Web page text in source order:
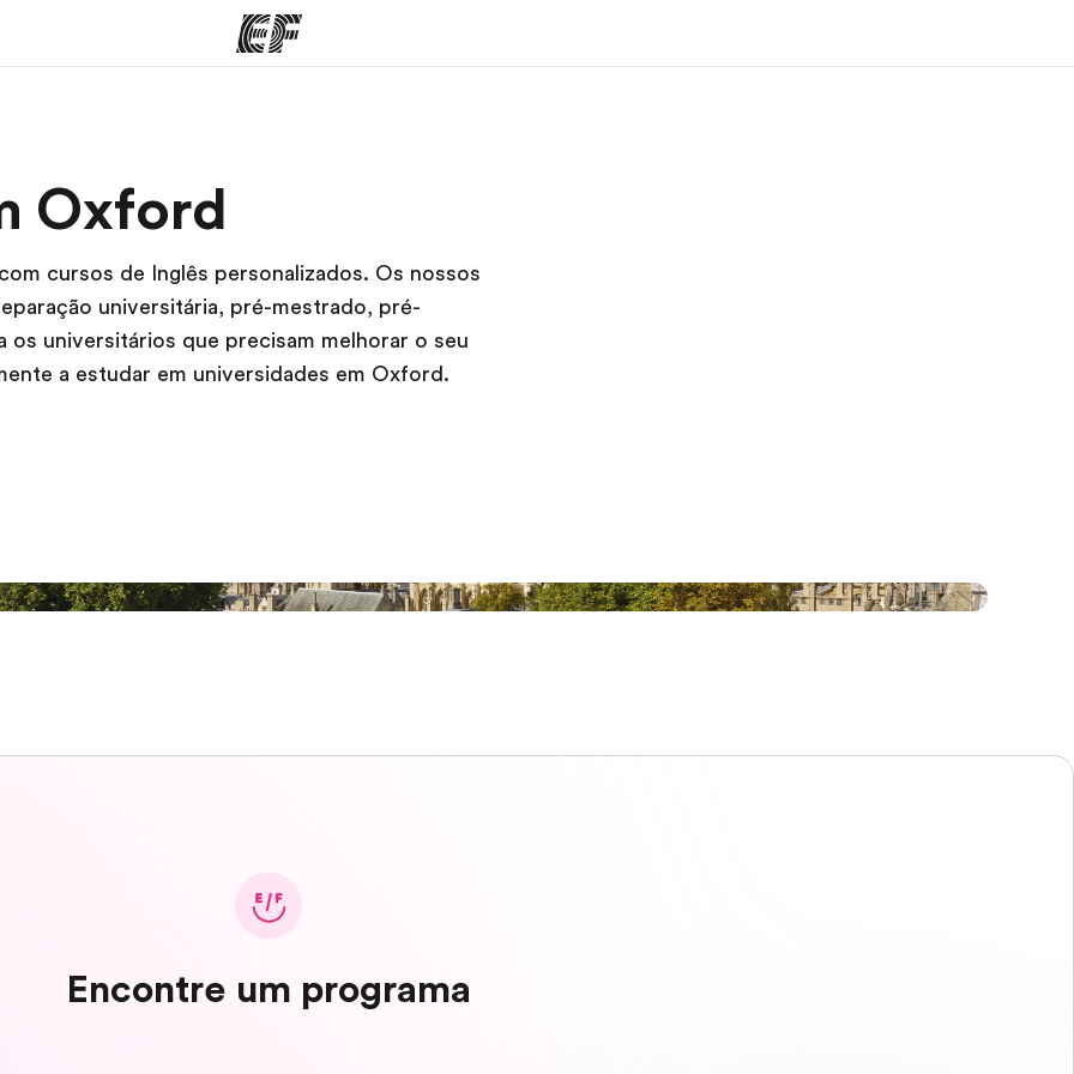
que
Encontre um escritório
Oxford
cursos de Inglês personalizados. Os nossos
universitária, pré-mestrado, pré-
universitários que precisam melhorar o seu
a estudar em universidades em Oxford.
Encontre um programa